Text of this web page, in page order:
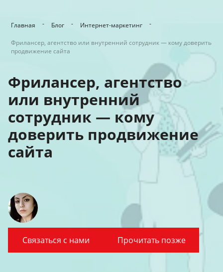
Главная - Блог - Интернет-маркетинг -
Фрилансер, агентство или внутренний сотрудник — кому доверить
продвижение сайта
Фрилансер, агентство
или внутренний
сотрудник — кому
доверить продвижение
сайта
Связаться с нами Прочитать позже